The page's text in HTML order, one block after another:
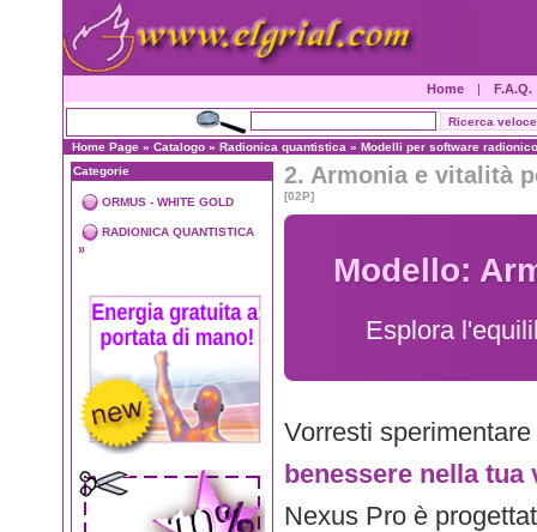
Home | F.A.Q.
Home Page » Catalogo » Radionica quantistica » Modelli per software radionico
Categorie
ORMUS - WHITE GOLD
RADIONICA QUANTISTICA
»
2. Armonia e vitalità
[02P]
Modello:
Esplora
Vorresti
benessere nella tua
Nexus Pro è